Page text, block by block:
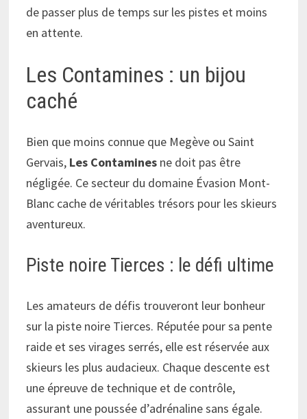
de passer plus de temps sur les pistes et moins
en attente.
Les Contamines : un bijou
caché
Bien que moins connue que Megève ou Saint
Gervais, Les Contamines ne doit pas être
négligée. Ce secteur du domaine Évasion Mont-
Blanc cache de véritables trésors pour les skieurs
aventureux.
Piste noire Tierces : le défi ultime
Les amateurs de défis trouveront leur bonheur
sur la piste noire Tierces. Réputée pour sa pente
raide et ses virages serrés, elle est réservée aux
skieurs les plus audacieux. Chaque descente est
une épreuve de technique et de contrôle,
assurant une poussée d’adrénaline sans égale.